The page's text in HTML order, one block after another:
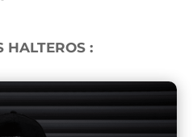
HALTEROS :